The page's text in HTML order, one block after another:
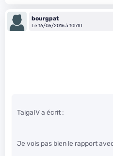
bourgpat
Le 16/05/2016 à 10h10
TaigaIV a écrit :
Je vois pas bien le rapport